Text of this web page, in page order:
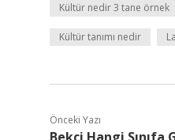
Kültür nedir 3 tane örnek
Kültür tanımı nedir
Önceki Yazı